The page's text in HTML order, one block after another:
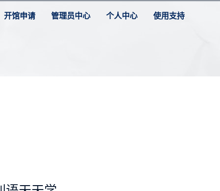
开馆申请 管理员中心 个人中心 使用支持